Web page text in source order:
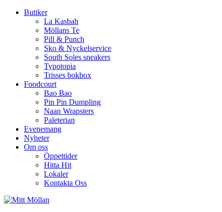
Butiker
La Kasbah
Möllans Te
Pill & Punch
Sko & Nyckelservice
South Soles sneakers
Typotopia
Trisses bokbox
Foodcourt
Bao Bao
Pin Pin Dumpling
Naan Wrapsters
Paleterian
Evenemang
Nyheter
Om oss
Öppettider
Hitta Hit
Lokaler
Kontakta Oss